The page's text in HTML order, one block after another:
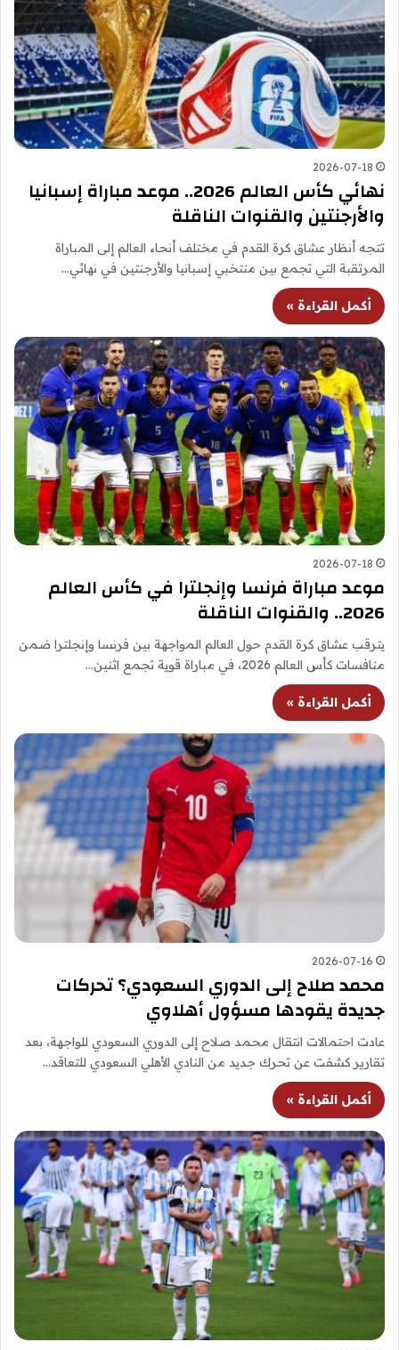
2026-07-18
نهائي كأس العالم 2026.. موعد مباراة إسبانيا
والأرجنتين والقنوات الناقلة
تتجه أنظار عشاق كرة القدم في مختلف أنحاء العالم إلى المباراة
المرتقبة التي تجمع بين منتخبي إسبانيا والأرجنتين في نهائي…
أكمل القراءة »
2026-07-18
موعد مباراة فرنسا وإنجلترا في كأس العالم
2026.. والقنوات الناقلة
يترقب عشاق كرة القدم حول العالم المواجهة بين فرنسا وإنجلترا ضمن
منافسات كأس العالم 2026، في مباراة قوية تجمع اثنين…
أكمل القراءة »
2026-07-16
محمد صلاح إلى الدوري السعودي؟ تحركات
جديدة يقودها مسؤول أهلاوي
عادت احتمالات انتقال محمد صلاح إلى الدوري السعودي للواجهة، بعد
تقارير كشفت عن تحرك جديد من النادي الأهلي السعودي للتعاقد…
أكمل القراءة »